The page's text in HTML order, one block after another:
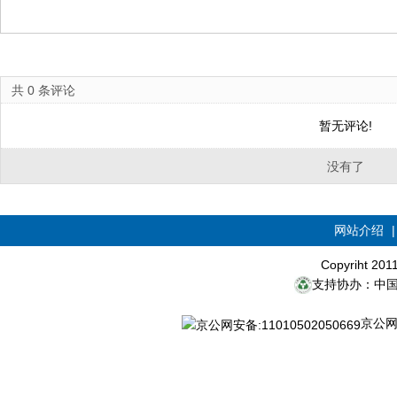
共 0 条评论
暂无评论!
没有了
网站介绍
Copyriht
支持协办：中
京公